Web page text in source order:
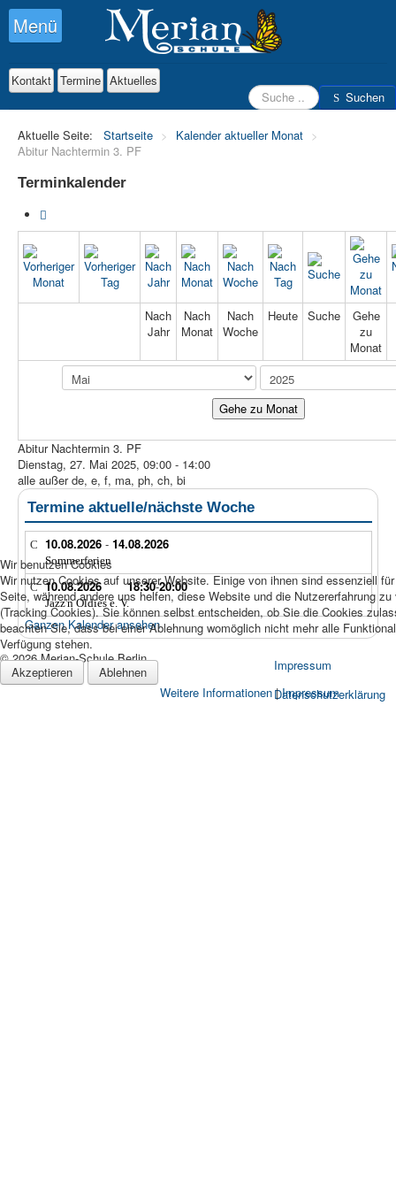
Suchen Suchen
Kontakt Termine Aktuelles
Menü
Aktuelle Seite: Startseite > Kalender aktueller Monat >
Abitur Nachtermin 3. PF
Terminkalender
Nach
Jahr
Nach
Monat
Nach
Woche
Heute Suche
Gehe
zu
Monat
Gehe zu Monat
Abitur Nachtermin 3. PF
Dienstag, 27. Mai 2025, 09:00 - 14:00
alle außer de, e, f, ma, ph, ch, bi
Termine aktuelle/nächste Woche
10.08.2026- 14.08.2026
Sommerferien
10.08.2026 18:30-20:00
Jazz'n Oldies e. V.
Ganzen Kalender ansehen
Impressum
Datenschutzerklärung
© 2026 Merian-Schule Berlin
Wir benutzen Cookies
Wir nutzen Cookies auf unserer Website. Einige von ihnen sind essenziell
Seite, während andere uns helfen, diese Website und die Nutzererfahrung zu
(Tracking Cookies). Sie können selbst entscheiden, ob Sie die Cookies
beachten Sie, dass bei einer Ablehnung womöglich nicht mehr alle
Verfügung stehen.
Akzeptieren
Ablehnen
Weitere Informationen|Impressum